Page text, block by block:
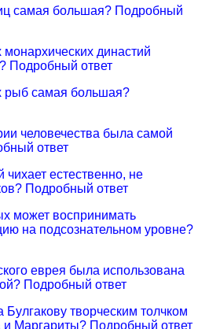
самая большая? Подробный
династий
Подробный ответ
рыб самая большая?
человечества была самой
ответ
чихает естественно, не
Подробный ответ
может воспринимать
на подсознательном уровне?
еврея была использована
Подробный ответ
Булгакову творческим толчком
и Маргариты? Подробный ответ